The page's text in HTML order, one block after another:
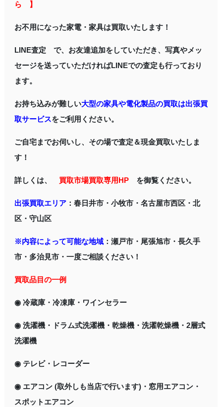
ら 】
お不用になった家電・家具は買取いたします！
LINE査定 で、お友達追加をしていただき、写真やメッ
セージを送っていただければLINEでの査定も行っており
ます。
お持ち込みが難しい大型の家具や電化製品の買取は出張買
取サービスをご利用ください。
ご自宅までお伺いし、その場で査定＆現金買取いたしま
す！
詳しくは、 買取市場買取専用HPを御覧ください。
出張買取エリア：春日井市・小牧市・名古屋市西区・北
区・守山区
※内容によって可能な地域：瀬戸市・尾張旭市・長久手
市・多治見市・一度ご相談ください！
買取品目の一例
◉ 冷蔵庫・冷凍庫・ワインセラー
◉ 洗濯機・ドラム式洗濯機・乾燥機・洗濯乾燥機・2層式
洗濯機
◉ テレビ・レコーダー
◉ エアコン (取外しも当店で行います)・窓用エアコン・
スポットエアコン